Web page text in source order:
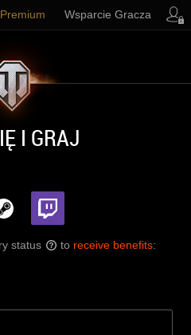
Wsparcie Gracza
I GRAJ
status ? to receive benefits: